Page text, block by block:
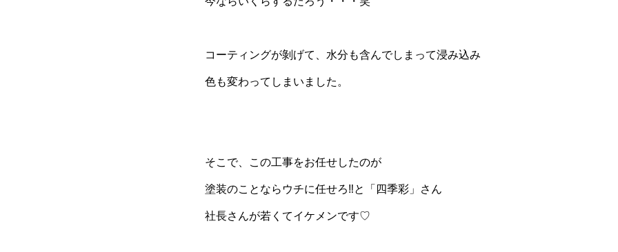
コーティングが剝げて、水分も含んでしまって浸み込み
色も変わってしまいました。
そこで、この工事をお任せしたのが
塗装のことならウチに任せろ‼と「四季彩」さん
社長さんが若くてイケメンです♡